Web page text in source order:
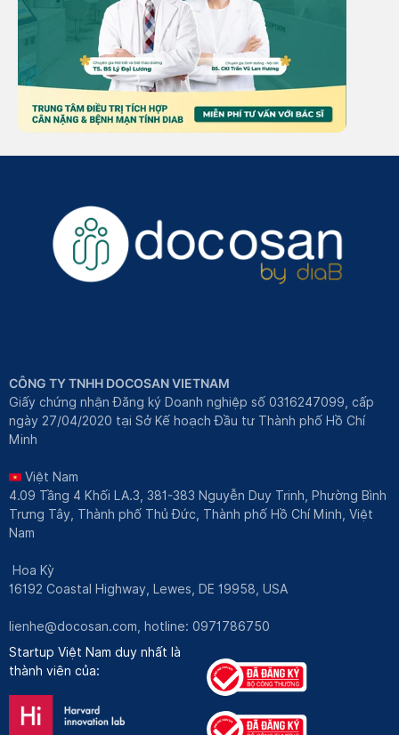
CÔNG TY TNHH DOCOSAN VIETNAM
Giấy chứng nhận Đăng ký Doanh nghiệp số 0316247099, cấp
ngày 27/04/2020 tại Sở Kế hoạch Đầu tư Thành phố Hồ Chí
Minh
Việt Nam
4.09 Tầng 4 Khối LA.3, 381-383 Nguyễn Duy Trinh, Phường Bình
Trưng Tây, Thành phố Thủ Đức, Thành phố Hồ Chí Minh, Việt
Nam
Hoa Kỳ
16192 Coastal Highway, Lewes, DE 19958, USA
lienhe@docosan.com , hotline: 0971786750
Startup Việt Nam duy nhất là
thành viên của: